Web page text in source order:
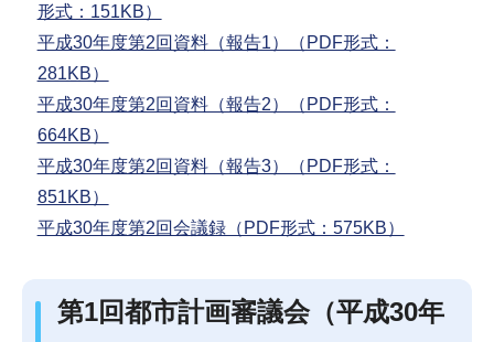
形式：151KB）
平成30年度第2回資料（報告1）（PDF形式：
281KB）
平成30年度第2回資料（報告2）（PDF形式：
664KB）
平成30年度第2回資料（報告3）（PDF形式：
851KB）
平成30年度第2回会議録（PDF形式：575KB）
第1回都市計画審議会（平成30年